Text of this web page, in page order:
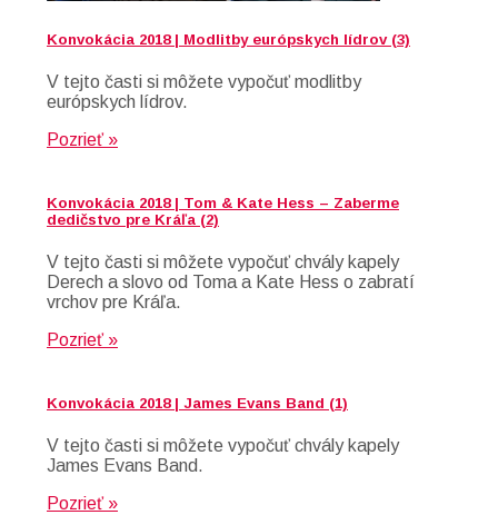
Konvokácia 2018 | Modlitby európskych lídrov (3)
V tejto časti si môžete vypočuť modlitby
európskych lídrov.
Pozrieť »
Konvokácia 2018 | Tom & Kate Hess – Zaberme
dedičstvo pre Kráľa (2)
V tejto časti si môžete vypočuť chvály kapely
Derech a slovo od Toma a Kate Hess o zabratí
vrchov pre Kráľa.
Pozrieť »
Konvokácia 2018 | James Evans Band (1)
V tejto časti si môžete vypočuť chvály kapely
James Evans Band.
Pozrieť »